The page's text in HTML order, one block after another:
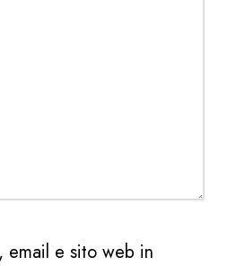
email e sito web in